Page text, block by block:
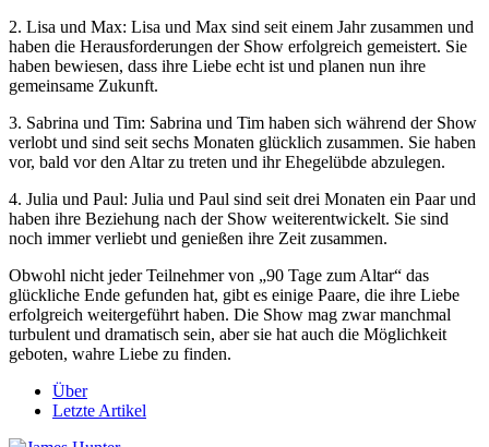
2. Lisa und Max: Lisa und Max sind seit einem Jahr zusammen und
haben die Herausforderungen der Show erfolgreich gemeistert. Sie
haben bewiesen, dass ihre Liebe echt ist und planen nun ihre
gemeinsame Zukunft.
3. Sabrina und Tim: Sabrina und Tim haben sich während der Show
verlobt und sind seit sechs Monaten glücklich zusammen. Sie haben
vor, bald vor den Altar zu treten und ihr Ehegelübde abzulegen.
4. Julia und Paul: Julia und Paul sind seit drei Monaten ein Paar und
haben ihre Beziehung nach der Show weiterentwickelt. Sie sind
noch immer verliebt und genießen ihre Zeit zusammen.
Obwohl nicht jeder Teilnehmer von „90 Tage zum Altar“ das
glückliche Ende gefunden hat, gibt es einige Paare, die ihre Liebe
erfolgreich weitergeführt haben. Die Show mag zwar manchmal
turbulent und dramatisch sein, aber sie hat auch die Möglichkeit
geboten, wahre Liebe zu finden.
Über
Letzte Artikel